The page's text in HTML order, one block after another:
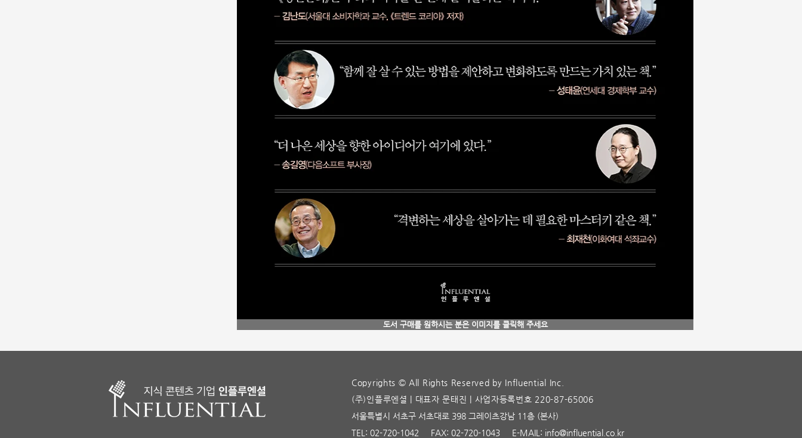
도서 구매를 원하시는 분은 이미지를 클릭해 주세요
Copyrights © All Rights Reserved by Influential Inc.
(주)인플루엔셜 | 대표자 문태진 | 사업자등록번호 220-87-65006
서울특별시 서초구 서초대로 398 그레이츠강남 11층 (본사)
TEL: 02-720-1042 FAX: 02-720-1043 E-MAIL: info@influential.co.kr